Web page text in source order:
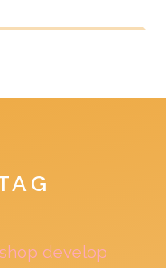
develop